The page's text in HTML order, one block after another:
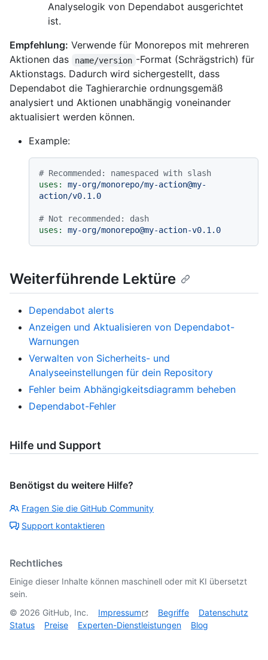
Analyselogik von Dependabot ausgerichtet
ist.
Empfehlung: Verwende für Monorepos mit mehreren
Aktionen das
name/version -Format (Schrägstrich) für
Aktionstags. Dadurch wird sichergestellt, dass
Dependabot die Taghierarchie ordnungsgemäß
analysiert und Aktionen unabhängig voneinander
aktualisiert werden können.
Example:
# Recommended: namespaced with slash
uses:
my-org/monorepo/my-action@my-
action/v0.1.0
# Not recommended: dash
uses:
my-org/monorepo@my-action-v0.1.0
Weiterführende Lektüre
Dependabot alerts
Anzeigen und Aktualisieren von Dependabot-
Warnungen
Verwalten von Sicherheits- und
Analyseeinstellungen für dein Repository
Fehler beim Abhängigkeitsdiagramm beheben
Dependabot-Fehler
Hilfe und Support
Benötigst du weitere Hilfe?
Fragen Sie die GitHub Community
Support kontaktieren
Rechtliches
Einige dieser Inhalte können maschinell oder mit KI übersetzt
sein.
© 2026 GitHub, Inc. Impressum Begriffe
Datenschutz
Status
Preise Experten-Dienstleistungen Blog